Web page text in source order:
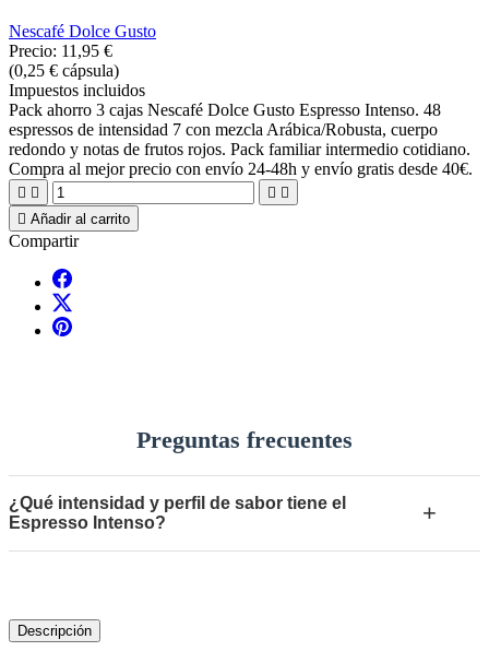
Nescafé Dolce Gusto
Precio: 11,95 €
(0,25 € cápsula)
Impuestos incluidos
Pack ahorro 3 cajas Nescafé Dolce Gusto Espresso Intenso. 48
espressos de intensidad 7 con mezcla Arábica/Robusta, cuerpo
redondo y notas de frutos rojos. Pack familiar intermedio cotidiano.
Compra al mejor precio con envío 24-48h y envío gratis desde 40€.
   
 Añadir al carrito
Compartir
Preguntas frecuentes
¿Qué intensidad y perfil de sabor tiene el
Espresso Intenso?
+
Descripción